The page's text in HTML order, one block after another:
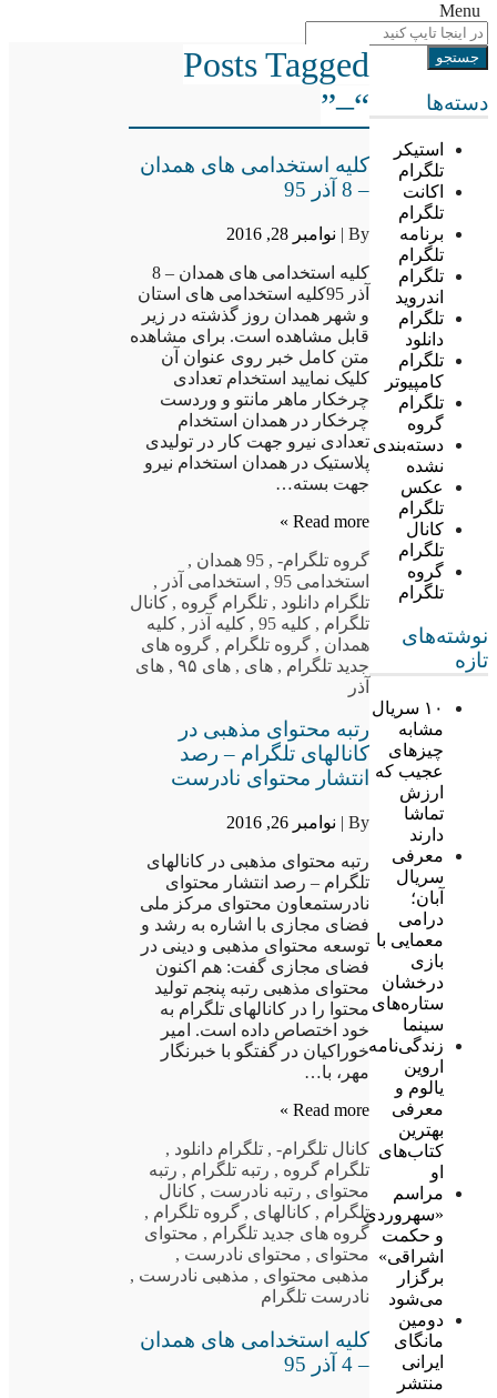
Menu
دسته‌ها
استیکر
تلگرام
اکانت
تلگرام
برنامه
تلگرام
تلگرام
اندروید
تلگرام
دانلود
تلگرام
کامپیوتر
تلگرام
گروه
دسته‌بندی
نشده
عکس
تلگرام
کانال
تلگرام
گروه
تلگرام
نوشته‌های
تازه
۱۰ سریال
مشابه
چیزهای
عجیب که
ارزش
تماشا
دارند
معرفی
سریال
آبان؛
درامی
معمایی با
بازی
درخشان
ستاره‌های
سینما
زندگی‌نامه
اروین
یالوم و
معرفی
بهترین
کتاب‌های
او
مراسم
«سهروردی
و حکمت
اشراقی»
برگزار
می‌شود
دومین
مانگای
ایرانی
منتشر
Posts Tagged
“–”
کلیه استخدامی های همدان
– 8 آذر 95
By | نوامبر 28, 2016
کلیه استخدامی های همدان – 8
آذر 95کلیه استخدامی های استان
و شهر همدان روز گذشته در زیر
قابل مشاهده است. برای مشاهده
متن کامل خبر روی عنوان آن
کلیک نمایید استخدام تعدادی
چرخکار ماهر مانتو و وردست
چرخکار در همدان استخدام
تعدادی نیرو جهت کار در تولیدی
پلاستیک در همدان استخدام نیرو
جهت بسته…
Read more »
گروه تلگرام-
, 95 همدان
,
استخدامی 95
, استخدامی آذر ,
تلگرام دانلود , تلگرام گروه , کانال
تلگرام , کلیه 95 , کلیه آذر , کلیه
همدان , گروه تلگرام , گروه های
جدید تلگرام , های , های ۹۵ , های
آذر
رتبه محتوای مذهبی در
کانالهای تلگرام – رصد
انتشار محتوای نادرست
By | نوامبر 26, 2016
رتبه محتوای مذهبی در کانالهای
تلگرام – رصد انتشار محتوای
نادرستمعاون محتوای مرکز ملی
فضای مجازی با اشاره به رشد و
توسعه محتوای مذهبی و دینی در
فضای مجازی گفت: هم اکنون
محتوای مذهبی رتبه پنجم تولید
محتوا را در کانالهای تلگرام به
خود اختصاص داده است. امیر
خوراکیان در گفتگو با خبرنگار
مهر، با…
Read more »
کانال تلگرام-
, تلگرام دانلود ,
تلگرام گروه , رتبه تلگرام , رتبه
محتوای , رتبه نادرست , کانال
تلگرام , کانالهای , گروه تلگرام ,
گروه های جدید تلگرام , محتوای
محتوای , محتوای نادرست ,
مذهبی محتوای , مذهبی نادرست ,
نادرست تلگرام
کلیه استخدامی های همدان
– 4 آذر 95